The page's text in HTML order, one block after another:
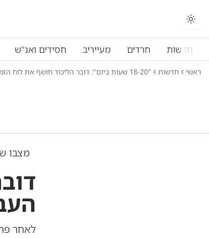
חדשות חרדים מעייריב חסידים ואנ"ש
ראשי חדשות "18-20 שעות ביום": דובר הליכוד חושף את לוח הזמנים של נתניהו
מצבו